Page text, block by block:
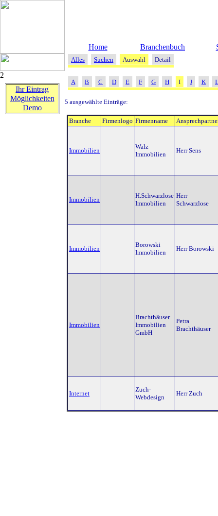
Home Branchenbuch
2
Ihr Eintrag
Möglichkeiten
Demo
Alles Suchen Auswahl Detail
A B C D E F G H I J K
5 ausgewählte Einträge:
Branche Firmenlogo Firmenname
Immobilien
Walz
Immobilien
Herr Sens
Immobilien
H.Schwarzlose
Immobilien
Herr
Schwarzlose
Immobilien
Borowski
Immobilien
Herr Borowski
Immobilien
Brachthäuser
Immobilien
GmbH
Petra
Brachthäuser
Internet
Zuch-
Webdesign
Herr Zuch